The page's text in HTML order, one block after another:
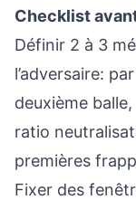
Checklist
Définir 2 à 3
l’adversaire:
deuxième
ratio
premières
Fixer des